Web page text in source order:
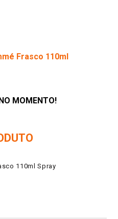
Frasco 110ml
MOMENTO!
110ml Spray